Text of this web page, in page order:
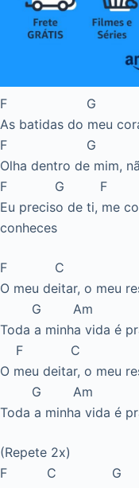
F G
As batidas do meu
F G
Olha dentro de mim,
F G F
Eu preciso de ti, me
conheces
F C
O meu deitar, o meu
G Am
Toda a minha vida é
F C
O meu deitar, o meu
G Am
Toda a minha vida é
(Repete 2x)
F C G